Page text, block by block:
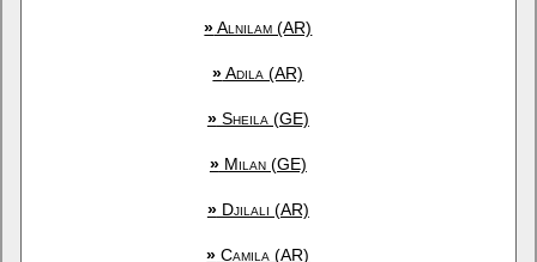
»Alnilam (AR)
»Adila (AR)
»Sheila (GE)
»Milan (GE)
»Djilali (AR)
» Camila (AR)